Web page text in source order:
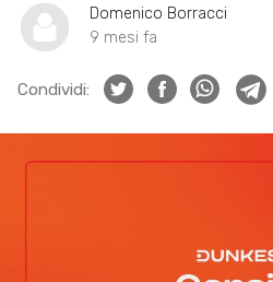
Domenico Borracci
9 mesi fa
Condividi: